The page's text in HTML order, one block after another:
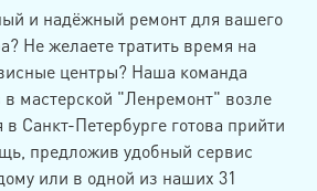
и надёжный ремонт для вашего
Не желаете тратить время на
центры? Наша команда
мастерской "Ленремонт" возле
в Санкт-Петербурге готова прийти
предложив удобный сервис
или в одной из наших 31